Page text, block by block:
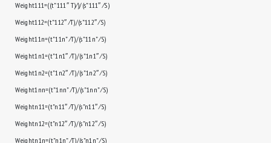
Weight111=((t”111″ T)⁄)/(s”111″ ⁄S)
Weight112=(t”112″ ⁄T)/(s”112″ ⁄S)
Weight11n=(t”11n” ⁄T)/(s”11n” ⁄S)
Weight1n1=(t”1n1″ ⁄T)/(s”1n1″ ⁄S)
Weight1n2=(t”1n2″ ⁄T)/(s”1n2″ ⁄S)
Weight1nn=(t”1nn” ⁄T)/(s”1nn” ⁄S)
Weightn11=(t”n11″ ⁄T)/(s”n11″ ⁄S)
Weightn12=(t”n12″ ⁄T)/(s”n12″ ⁄S)
Weightn1n=(t”n1n” ⁄T)/(s”n1n” ⁄S)